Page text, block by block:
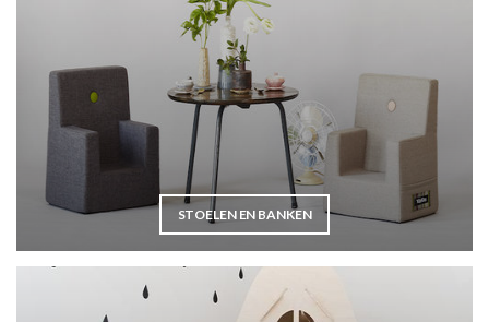
STOELEN EN BANKEN